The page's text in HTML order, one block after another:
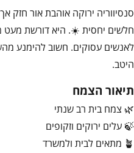
סנסיווריה ירוקה אוהבת אור חזק
חלשים יחסית ☀️. היא דורשת מעט
לאנשים עסוקים. חשוב להימנע
היטב.
תיאור הצמח
🌿 צמח בית רב שנתי
🍃 עלים ירוקים וזקופים
🪴 מתאים לבית ולמשרד